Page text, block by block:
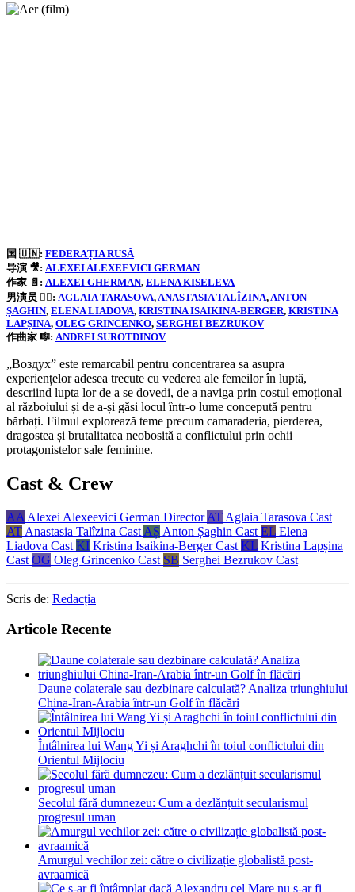
国 🇺🇳: FEDERAȚIA RUSĂ
导演 🎥: ALEXEI ALEXEEVICI GERMAN
作家 📄: ALEXEI GHERMAN, ELENA KISELEVA
男演员 👱‍♀️: AGLAIA TARASOVA, ANASTASIA TALÎZINA, ANTON
ȘAGHIN, ELENA LIADOVA, KRISTINA ISAIKINA-BERGER, KRISTINA
LAPȘINA, OLEG GRINCENKO, SERGHEI BEZRUKOV
作曲家 🎼: ANDREI SUROTDINOV
„Воздух” este remarcabil pentru concentrarea sa asupra
experiențelor adesea trecute cu vederea ale femeilor în luptă,
descriind lupta lor de a se dovedi, de a naviga prin costul emoțional
al războiului și de a-și găsi locul într-o lume concepută pentru
bărbați. Filmul explorează teme precum camaraderia, pierderea,
dragostea și brutalitatea neobosită a conflictului prin ochii
protagonistelor sale feminine.
Cast & Crew
AA Alexei Alexeevici German Director AT Aglaia Tarasova Cast
AT Anastasia Talîzina Cast AȘ Anton Șaghin Cast EL Elena
Liadova Cast KI Kristina Isaikina-Berger Cast KL Kristina Lapșina
Cast OG Oleg Grincenko Cast SB Serghei Bezrukov Cast
Scris de: Redacția
Articole Recente
Daune colaterale sau dezbinare calculată? Analiza triunghiului
China-Iran-Arabia într-un Golf în flăcări
Întâlnirea lui Wang Yi și Araghchi în toiul conflictului din
Orientul Mijlociu
Secolul fără dumnezeu: Cum a dezlănțuit secularismul
progresul uman
Amurgul vechilor zei: către o civilizație globalistă post-
avraamică